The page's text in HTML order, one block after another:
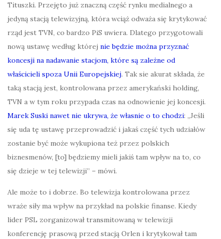
Tituszki. Przejęto już znaczną część rynku medialnego a
jedyną stacją telewizyjną, która wciąż odważa się krytykować
rząd jest TVN, co bardzo PiS uwiera. Dlatego przygotowali
nową ustawę według której nie będzie można przyznać
koncesji na nadawanie stacjom, które są zależne od
właścicieli spoza Unii Europejskiej. Tak sie akurat składa, że
taką stacją jest, kontrolowana przez amerykański holding,
TVN a w tym roku przypada czas na odnowienie jej koncesji.
Marek Suski nawet nie ukrywa, że własnie o to chodzi: „Jeśli
się uda tę ustawę przeprowadzić i jakaś część tych udziałów
zostanie być może wykupiona też przez polskich
biznesmenów, [to] będziemy mieli jakiś tam wpływ na to, co
się dzieje w tej telewizji” – mówi.
Ale może to i dobrze. Bo telewizja kontrolowana przez
wraże siły ma wpływ na przykład na polskie finanse. Kiedy
lider PSL zorganizował transmitowaną w telewizji
konferencję prasową przed stacją Orlen i krytykował tam